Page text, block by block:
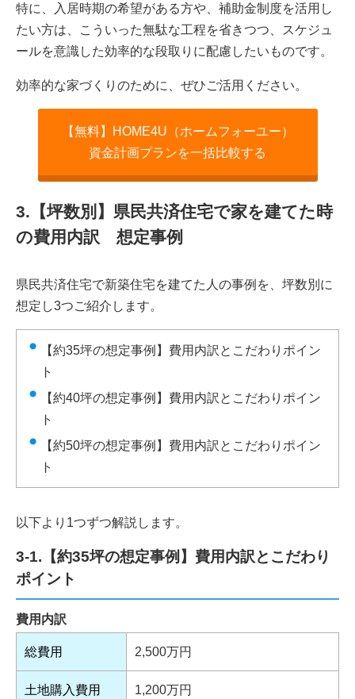
特に、入居時期の希望がある方や、補助金制度を活用し
たい方は、こういった無駄な工程を省きつつ、スケジュ
ールを意識した効率的な段取りに配慮したいものです。
効率的な家づくりのために、ぜひご活用ください。
【無料】HOME4U（ホームフォーユー）
資金計画プランを一括比較する
3.【坪数別】県民共済住宅で家を建てた時
の費用内訳 想定事例
県民共済住宅で新築住宅を建てた人の事例を、坪数別に
想定し3つご紹介します。
【約35坪の想定事例】費用内訳とこだわりポイン
ト
【約40坪の想定事例】費用内訳とこだわりポイン
ト
【約50坪の想定事例】費用内訳とこだわりポイン
ト
以下より1つずつ解説します。
3-1.【約35坪の想定事例】費用内訳とこだわり
ポイント
費用内訳
総費用 2,500万円
土地購入費用 1,200万円